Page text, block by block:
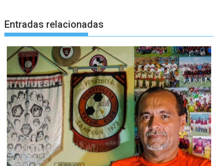
Entradas relacionadas